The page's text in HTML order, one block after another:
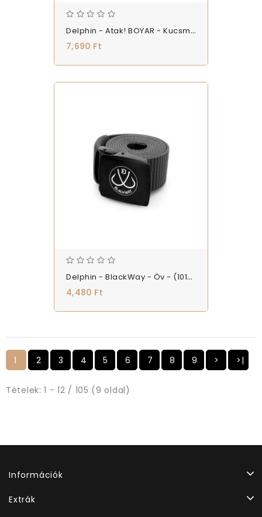
Delphin - Atak! BOYAR - Kucsma - (101002216)
7,690 Ft
Delphin - BlackWay - Öv - (101004981)
4,480 Ft
1 2 3 4 5 6 7 8 9 > >|
Tételek: 1 - 12 / 105 (9 oldal)
Információk
Extrák